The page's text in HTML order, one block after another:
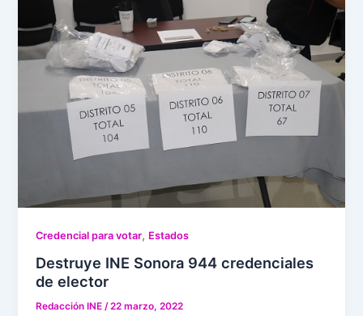
Credencial para votar, Estados
Destruye INE Sonora 944 credenciales
de elector
Redacción INE/22 marzo, 2022